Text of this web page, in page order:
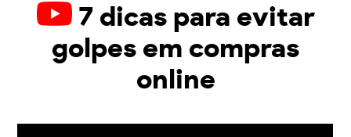
7 dicas para evitar
golpes em compras
online